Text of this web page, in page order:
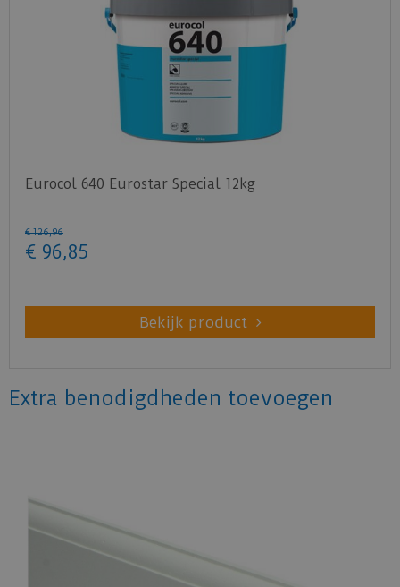
Eurocol 640 Eurostar Special 12kg
€ 126,96
€ 96,85
Bekijk product
Extra benodigdheden toevoegen